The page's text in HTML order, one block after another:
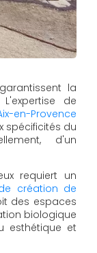
la
de
en-Provence
spécificités du
d'un
requiert un
création de
des espaces
biologique
esthétique et